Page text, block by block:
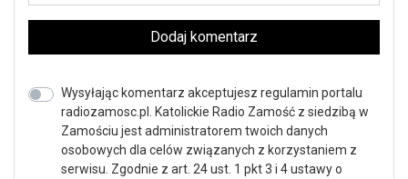
Dodaj komentarz
Wysyłając komentarz akceptujesz regulamin portalu
radiozamosc.pl. Katolickie Radio Zamość z siedzibą w
Zamościu jest administratorem twoich danych
osobowych dla celów związanych z korzystaniem z
serwisu. Zgodnie z art. 24 ust. 1 pkt 3 i 4 ustawy o